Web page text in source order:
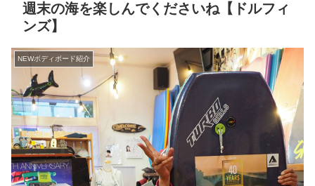
週末の海を楽しんでくださいね【ドルフィ
ンズ】
NEWボディボード紹介